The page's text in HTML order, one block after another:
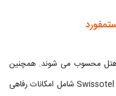
هتل محسوب می شوند. همچنین
اتاق های هتل Swissotel The Stamford Singapore شامل امکانات رفاهی